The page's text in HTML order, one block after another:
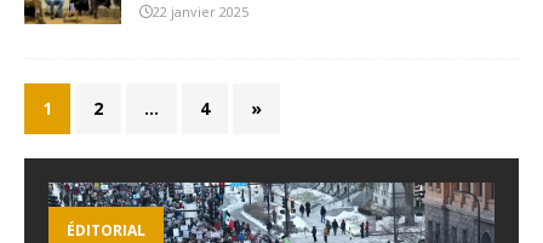
22 janvier 2025
1 2 … 4 »
ÉDITORIAL